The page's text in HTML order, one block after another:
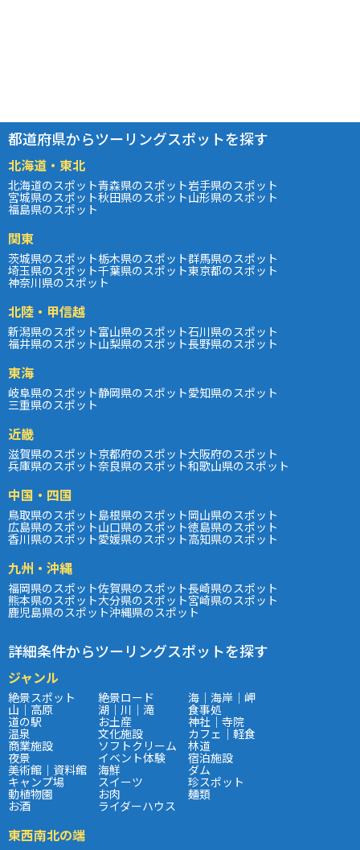
都道府県からツーリングスポットを探す
北海道・東北
北海道のスポット青森県のスポット岩手県のスポット
宮城県のスポット秋田県のスポット山形県のスポット
福島県のスポット
関東
茨城県のスポット栃木県のスポット群馬県のスポット
埼玉県のスポット千葉県のスポット東京都のスポット
神奈川県のスポット
北陸・甲信越
新潟県のスポット富山県のスポット石川県のスポット
福井県のスポット山梨県のスポット長野県のスポット
東海
岐阜県のスポット静岡県のスポット愛知県のスポット
三重県のスポット
近畿
滋賀県のスポット京都府のスポット大阪府のスポット
兵庫県のスポット奈良県のスポット和歌山県のスポット
中国・四国
鳥取県のスポット島根県のスポット岡山県のスポット
広島県のスポット山口県のスポット徳島県のスポット
香川県のスポット愛媛県のスポット高知県のスポット
九州・沖縄
福岡県のスポット佐賀県のスポット長崎県のスポット
熊本県のスポット大分県のスポット宮崎県のスポット
鹿児島県のスポット沖縄県のスポット
詳細条件からツーリングスポットを探す
ジャンル
絶景スポット 絶景ロード 海｜海岸｜岬
山｜高原 湖｜川｜滝 食事処
道の駅 お土産 神社｜寺院
温泉 文化施設 カフェ｜軽食
商業施設 ソフトクリーム 林道
夜景 イベント体験 宿泊施設
美術館｜資料館 海鮮 ダム
キャンプ場 スイーツ 珍スポット
動植物園 お肉 麺類
お酒 ライダーハウス
東西南北の端